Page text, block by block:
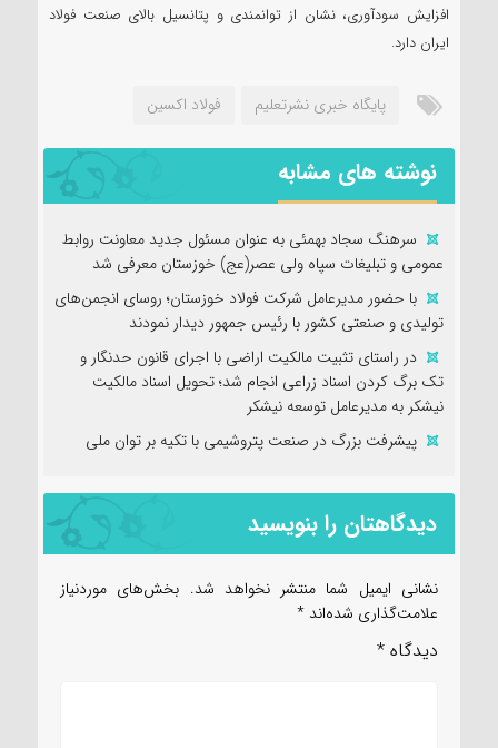
افزایش سودآوری، نشان از توانمندی و پتانسیل بالای صنعت فولاد
ایران دارد.
پایگاه خبری نشرتعلیم فولاد اکسین
نوشته های مشابه
سرهنگ سجاد بهمئی به عنوان مسئول جدید معاونت روابط
عمومی و تبلیغات سپاه ولی عصر(عج) خوزستان معرفی شد
با حضور مدیرعامل شرکت فولاد خوزستان؛ روسای انجمن‌های
تولیدی و صنعتی کشور با رئیس جمهور دیدار نمودند
در راستای تثبیت مالکیت اراضی با اجرای قانون حدنگار و
تک برگ کردن اسناد زراعی انجام شد؛ تحویل اسناد مالکیت
نیشکر به مدیرعامل توسعه نیشکر
پیشرفت بزرگ در صنعت پتروشیمی با تکیه بر توان ملی
دیدگاهتان را بنویسید
نشانی ایمیل شما منتشر نخواهد شد. بخش‌های موردنیاز
علامت‌گذاری شده‌اند *
دیدگاه *